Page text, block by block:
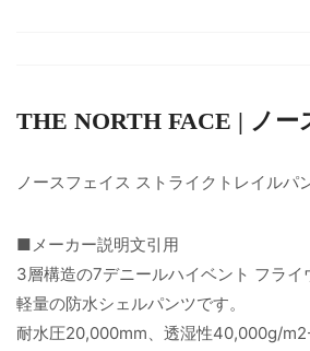
THE NORTH FACE | ノー
ノースフェイス ストライクトレイルパ
■メーカー説明文引用
3層構造の7デニールハイベント フライ
軽量の防水シェルパンツです。
耐水圧20,000mm、透湿性40,000g/